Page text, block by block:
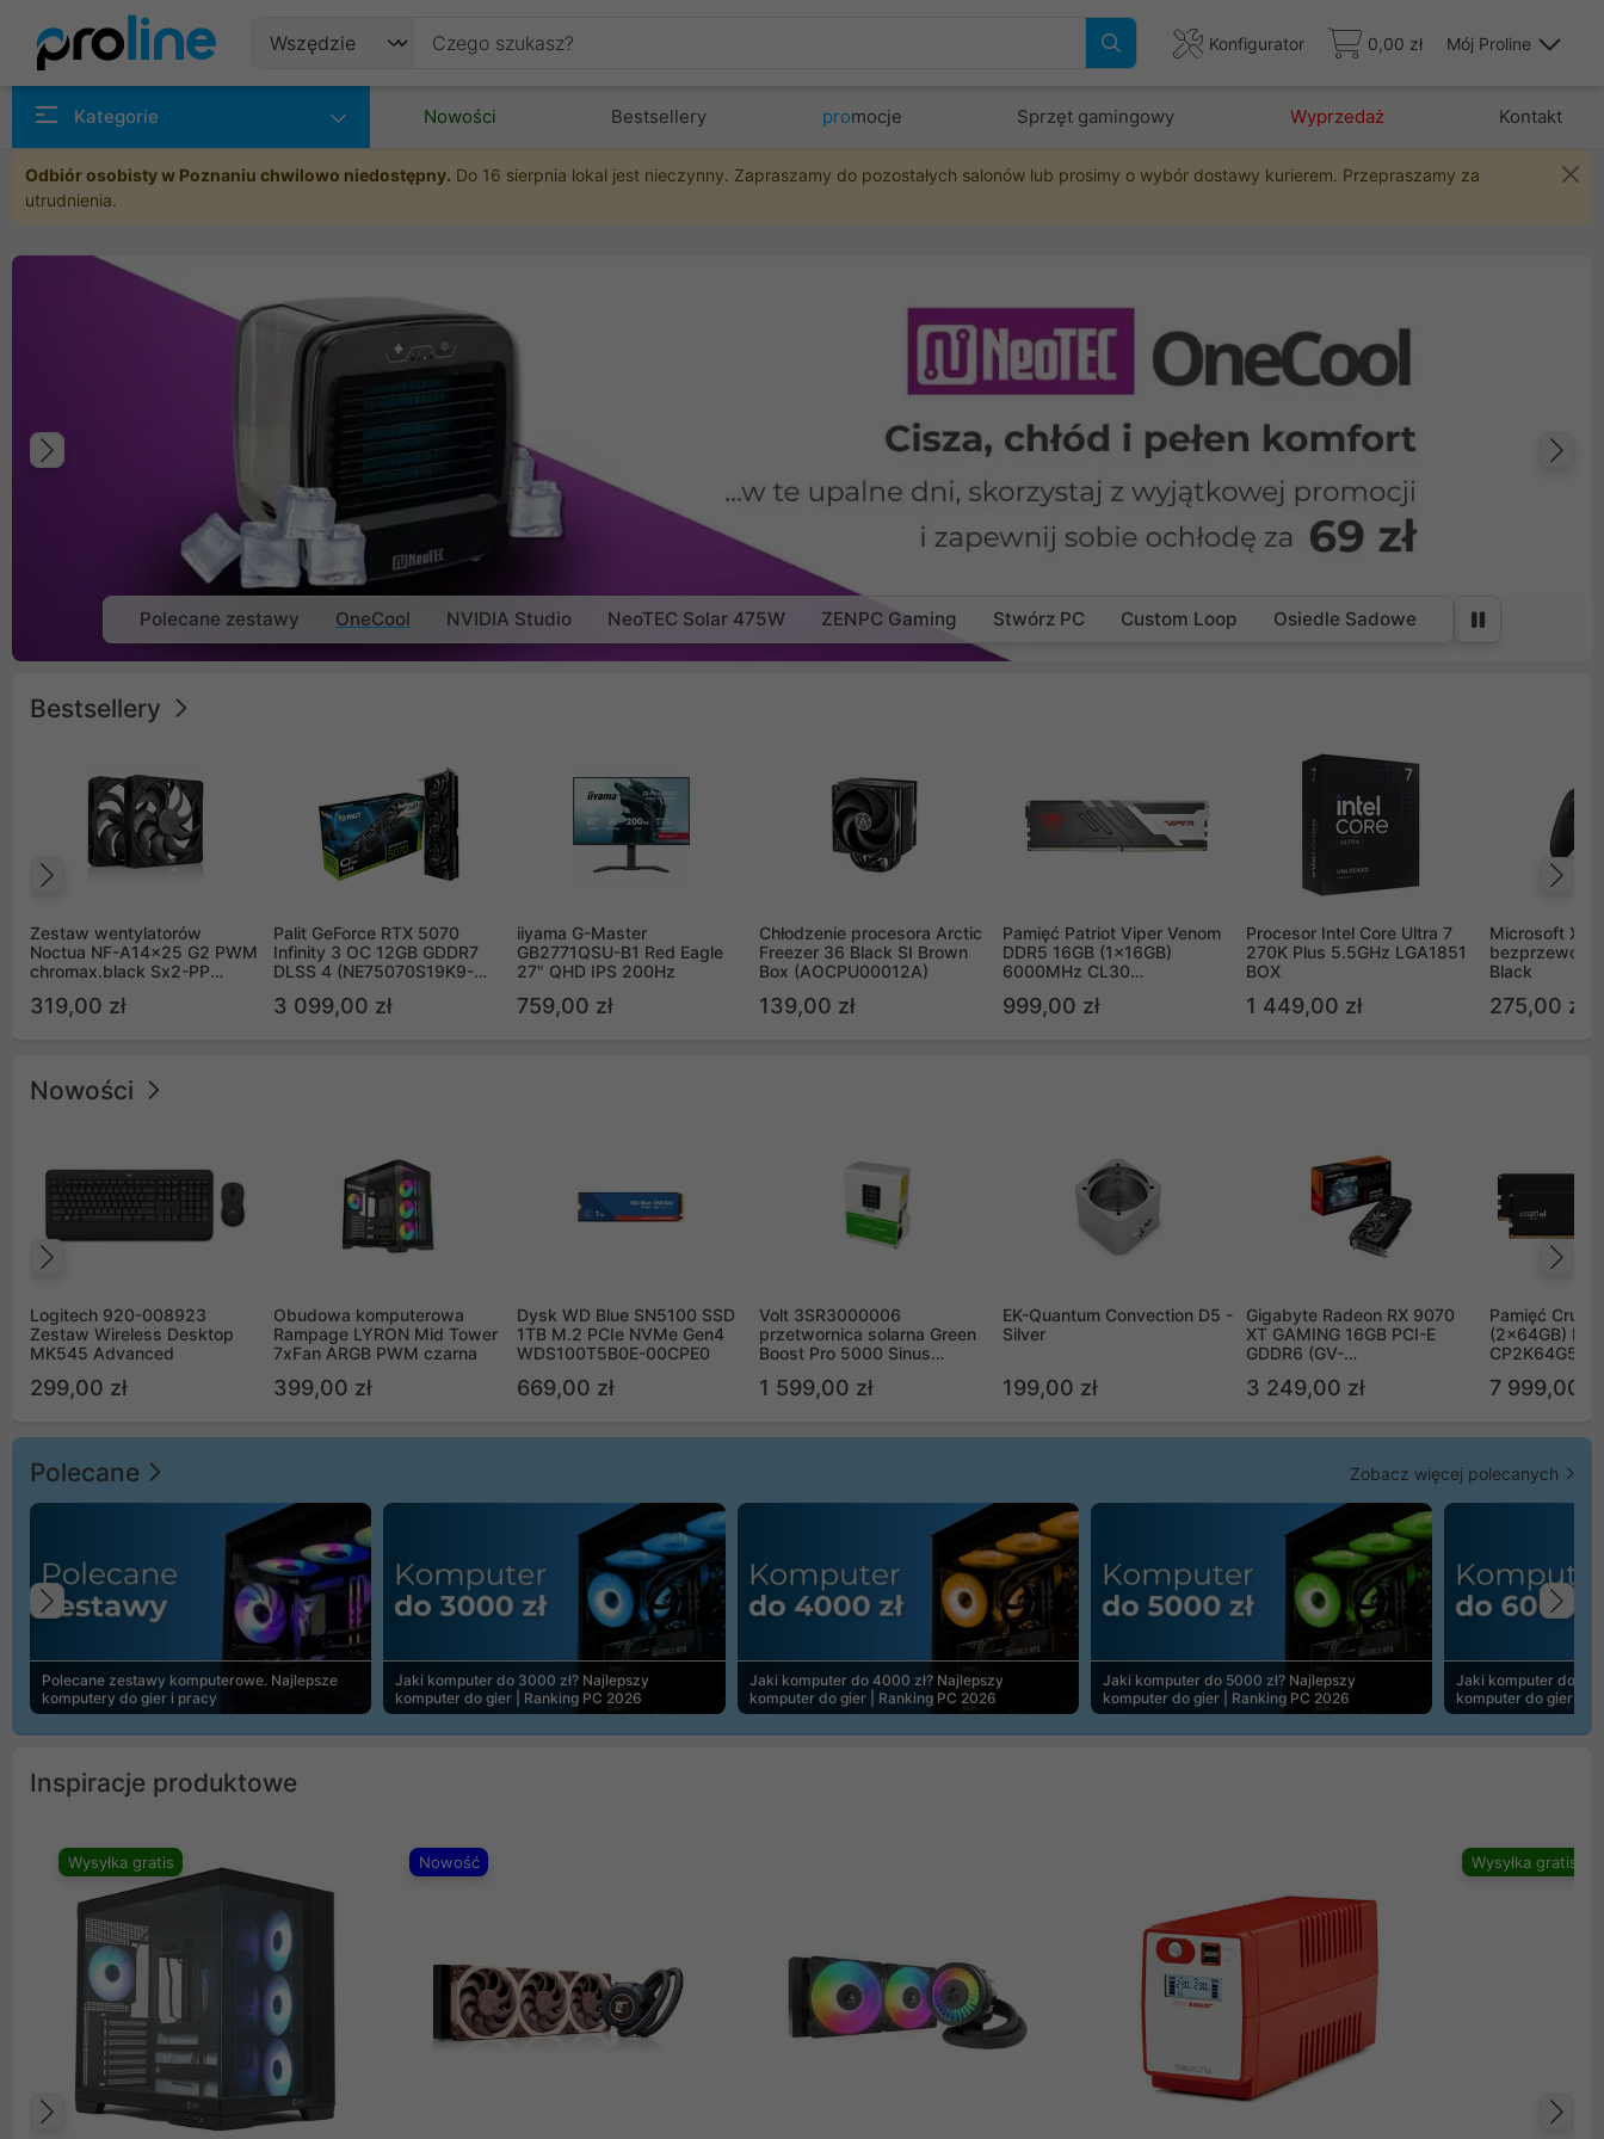
Konfigurator 0,00 zł Mój Proline
Kategorie Nowości Bestsellery promocje Sprzęt gamingowy Wyprzedaż Kontakt
Odbiór osobisty w Poznaniu chwilowo niedostępny. Do 16 sierpnia lokal jest nieczynny. Zapraszamy do pozostałych salonów lub prosimy o wybór dostawy kurierem. Przepraszamy za
utrudnienia.
Poprzedni
Polecane zestawy OneCool NVIDIA Studio NeoTEC Solar 475W ZENPC Gaming Stwórz PC Custom Loop Osiedle Sadowe
Bestsellery
Zestaw wentylatorów
Noctua NF-A14x25 G2 PWM
chromax.black Sx2-PP
(2szt)
319,00 zł
Palit GeForce RTX 5070
Infinity 3 OC 12GB GDDR7
DLSS 4 (NE75070S19K9-
3 099,00 zł
iiyama G-Master
GB2771QSU-B1 Red Eagle
27" QHD IPS 200Hz
759,00 zł
Chłodzenie procesora Arctic
Freezer 36 Black SI Brown
Box (AOCPU00012A)
139,00 zł
Pamięć Patriot Viper Venom
DDR5 16GB (1x16GB)
6000MHz CL30
999,00 zł
Procesor Intel Core Ultra 7
270K Plus 5.5GHz LGA1851
BOX
1 449,00 zł
Microsoft
Black
275,00 zł
Nowości
Logitech 920-008923
Zestaw Wireless Desktop
MK545 Advanced
299,00 zł
Obudowa komputerowa
Rampage LYRON Mid Tower
7xFan ARGB PWM czarna
399,00 zł
Dysk WD Blue SN5100 SSD
1TB M.2 PCIe NVMe Gen4
WDS100T5B0E-00CPE0
669,00 zł
Volt 3SR3000006
przetwornica solarna Green
Boost Pro 5000 Sinus
1 599,00 zł
EK-Quantum Convection D5 -
Silver
199,00 zł
Gigabyte Radeon RX 9070
XT GAMING 16GB PCI-E
GDDR6 (GV-
3 249,00 zł
Pamięć
(2x64GB)
7 999,00 zł
Polecane Zobacz więcej polecanych
Polecane zestawy komputerowe. Najlepsze
komputery do gier i pracy
Jaki komputer do 3000 zł? Najlepszy
komputer do gier | Ranking PC 2026
Jaki komputer do 4000 zł? Najlepszy
komputer do gier | Ranking PC 2026
Jaki komputer do 5000 zł? Najlepszy
komputer do gier | Ranking PC 2026
Jaki komputer do
komputer do gier |
Poprzedni
Inspiracje produktowe
Wysyłka gratis Nowość Wysyłka gratis